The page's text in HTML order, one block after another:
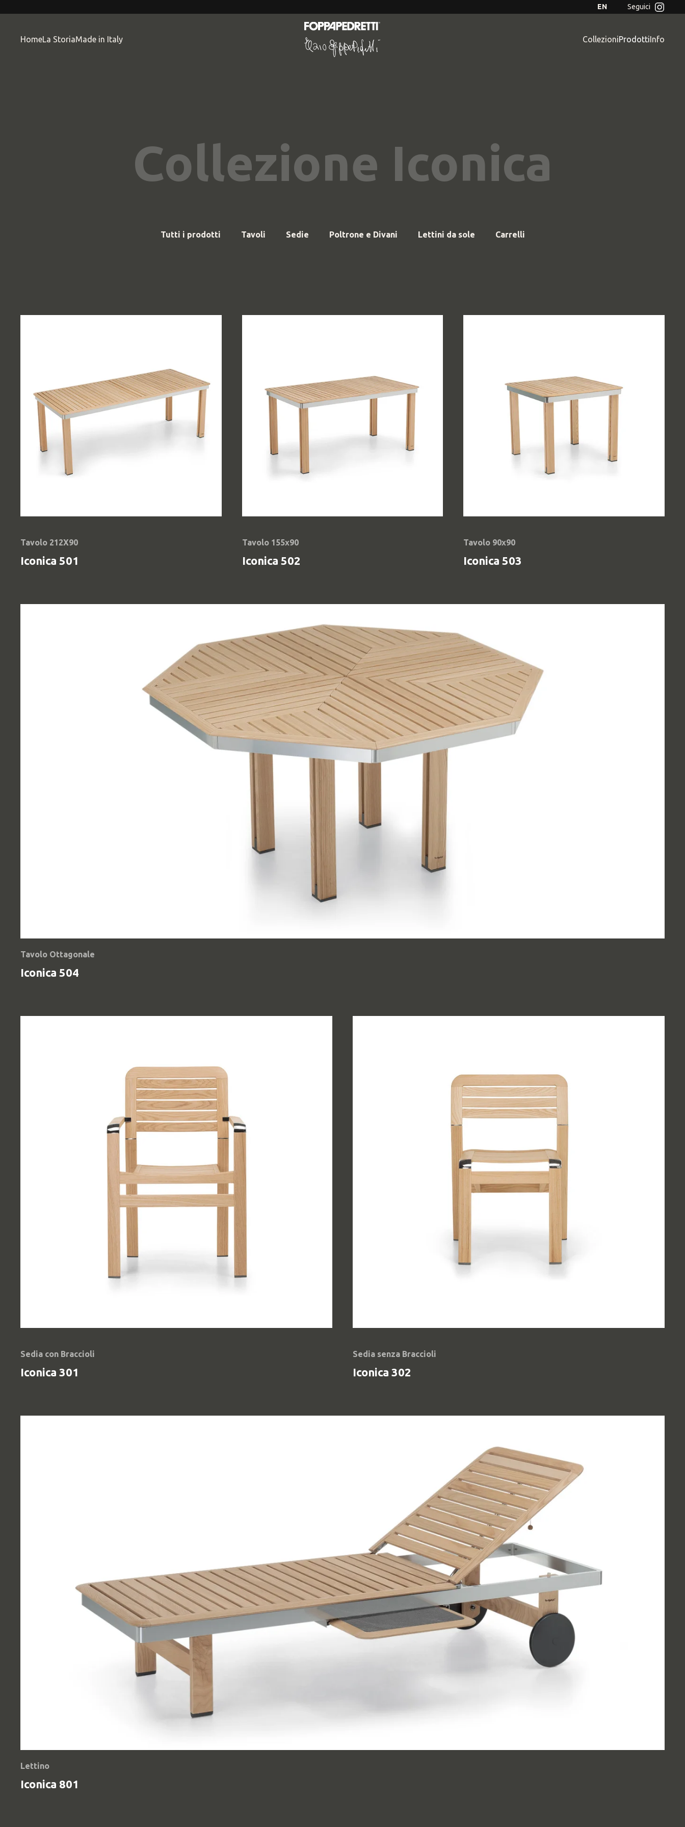
EN Seguici
HomeLa StoriaMade in Italy CollezioniProdotti Info
Collezione Iconica
Tutti i prodotti Tavoli Sedie Poltrone e Divani Lettini da sole Carrelli
Tavolo 212X90
Iconica 501
Tavolo 155x90
Iconica 502
Tavolo 90x90
Iconica 503
Tavolo Ottagonale
Iconica 504
Sedia con Braccioli
Iconica 301
Sedia senza Braccioli
Iconica 302
Lettino
Iconica 801